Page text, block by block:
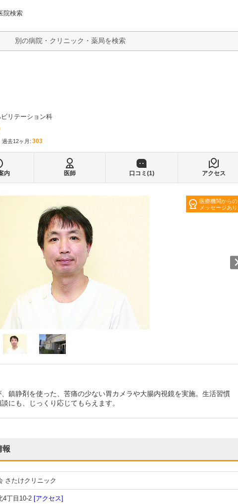
院検索
検索
ビリテーション科
過去12ヶ月: 303
内 医師 口コミ(1) アクセス
医療機関からの
メッセージあり
鎮静剤を使った、苦痛の少ない胃カメラや大腸内視鏡を実施。生活習慣
にも、じっくり応じてもらえます。
報
さたけクリニック
4丁目10-2 [アクセス]